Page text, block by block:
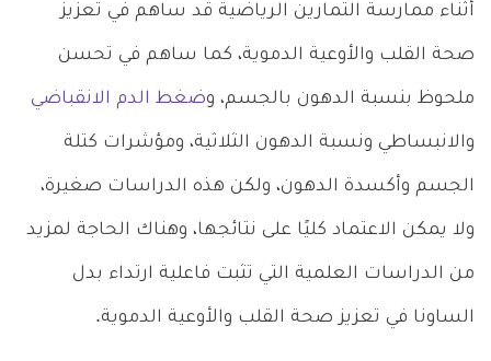
أثناء ممارسة التمارين الرياضية قد ساهم في تعزيز
صحة القلب والأوعية الدموية، كما ساهم في تحسن
ملحوظ بنسبة الدهون بالجسم، وضغط الدم الانقباضي
والانبساطي ونسبة الدهون الثلاثية، ومؤشرات كتلة
الجسم وأكسدة الدهون، ولكن هذه الدراسات صغيرة،
ولا يمكن الاعتماد كليًا على نتائجها، وهناك الحاجة لمزيد
من الدراسات العلمية التي تثبت فاعلية ارتداء بدل
الساونا في تعزيز صحة القلب والأوعية الدموية.